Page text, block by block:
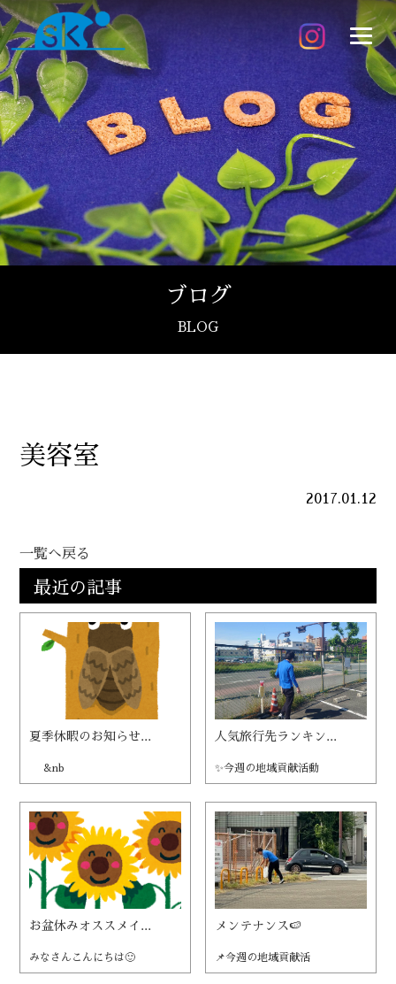
ブログ
BLOG
美容室
2017.01.12
一覧へ戻る
最近の記事
夏季休暇のお知らせ...
&nb
人気旅行先ランキン...
✨今週の地域貢献活動
お盆休みオススメイ...
みなさんこんにちは🙂
メンテナンス🍉
📌今週の地域貢献活